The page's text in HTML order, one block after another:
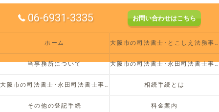
06-6931-3335 お問い合わせはこちら
ホーム 大阪市の司法書士･とこしえ法務事務所の評判
当事務所について 大阪市の司法書士･永田司法書士事務所の口コミ情報
大阪市の司法書士･永田司法書士事務所のお客様の声 相続手続とは
その他の登記手続 料金案内